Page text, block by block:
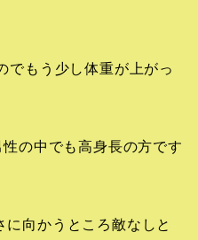
でもう少し体重が上がっ
の中でも高身長の方です
向かうところ敵なしと